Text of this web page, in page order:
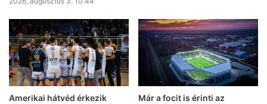
Amerikai hátvéd érkezik
Már a focit is érinti az